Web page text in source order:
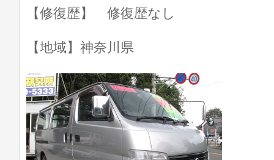
【修復歴】 修復歴なし
【地域】神奈川県